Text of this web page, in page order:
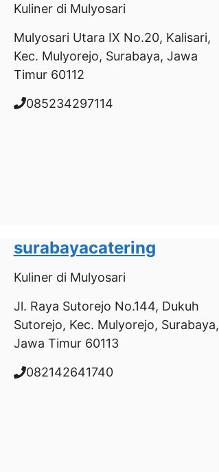
Kulinerdi Mulyosari
Mulyosari Utara IX No.20, Kalisari,
Kec. Mulyorejo, Surabaya, Jawa
Timur 60112
085234297114
surabayacatering
Kulinerdi Mulyosari
Jl. Raya Sutorejo No.144, Dukuh
Sutorejo, Kec. Mulyorejo, Surabaya,
Jawa Timur 60113
082142641740